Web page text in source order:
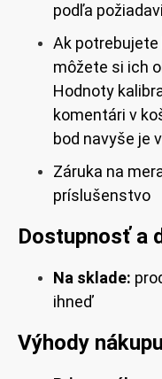
podľa
Ak potrebujete
môžete si ich
Hodnoty
komentári v
bod navyše je
Záruka na
príslušenstvo
Dostupnosť a
Na sklade:
ihneď
Výhody